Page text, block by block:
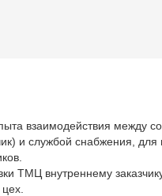
взаимодействия между
и службой снабжения,
ТМЦ внутреннему